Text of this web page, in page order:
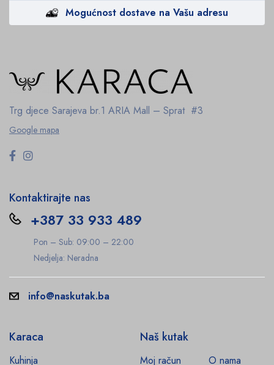
Mogućnost dostave na Vašu adresu
Trg djece Sarajeva br.1 ARIA Mall – Sprat #3
Google mapa
Kontaktirajte nas
+387 33 933 489
Pon – Sub: 09:00 – 22:00
Nedjelja: Neradna
info@naskutak.ba
Karaca
Kuhinja
Naš kutak
Moj račun O nama